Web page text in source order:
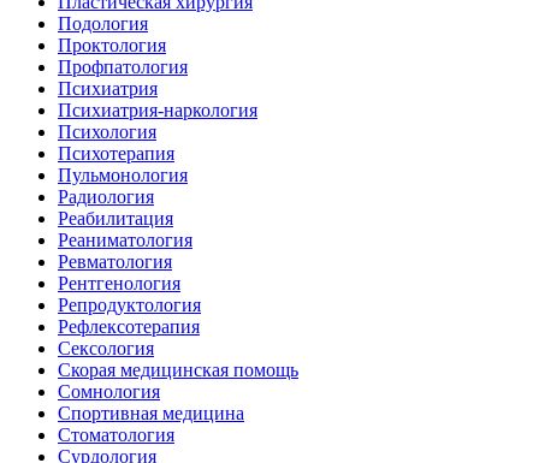
Подология
Проктология
Профпатология
Психиатрия
Психиатрия-наркология
Психология
Психотерапия
Пульмонология
Радиология
Реабилитация
Реаниматология
Ревматология
Рентгенология
Репродуктология
Рефлексотерапия
Сексология
Скорая медицинская помощь
Сомнология
Спортивная медицина
Стоматология
Сурдология